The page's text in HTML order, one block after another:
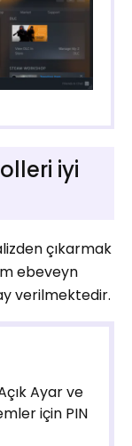
iyi
çıkarmak
ebeveyn
verilmektedir.
Ayar ve
için PIN